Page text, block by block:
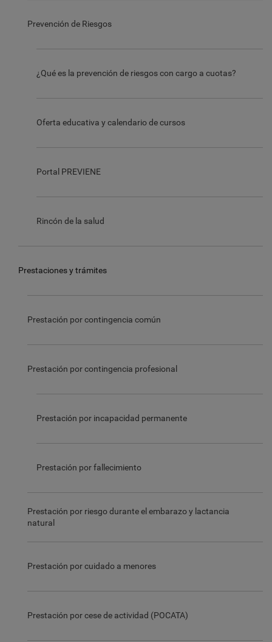
Prevención de Riesgos
¿Qué es la prevención de riesgos con cargo a cuotas?
Oferta educativa y calendario de cursos
Portal PREVIENE
Rincón de la salud
Prestaciones y trámites
Prestación por contingencia común
Prestación por contingencia profesional
Prestación por incapacidad permanente
Prestación por fallecimiento
Prestación por riesgo durante el embarazo y lactancia
natural
Prestación por cuidado a menores
Prestación por cese de actividad (POCATA)